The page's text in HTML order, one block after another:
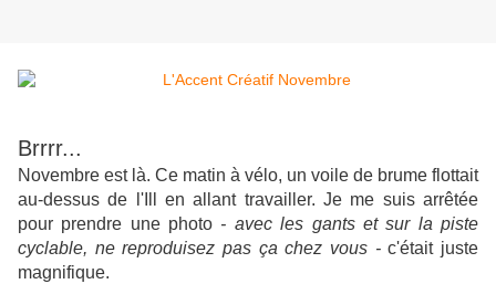
Brrrr...
Novembre est là. Ce matin à vélo, un voile de brume flottait
au-dessus de l'Ill en allant travailler. Je me suis arrêtée
pour prendre une photo - avec les gants et sur la piste
cyclable, ne reproduisez pas ça chez vous -c'était juste
magnifique.